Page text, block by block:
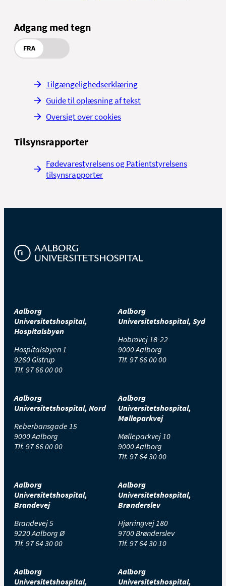
Adgang med tegn
FRA
Tilgængelighedserklæring
Guide til oplæsning af tekst
Oversigt over cookies
Tilsynsrapporter
Fødevarestyrelsens og Patientstyrelsens
tilsynsrapporter
Aalborg
Universitetshospital,
Hospitalsbyen
Hospitalsbyen 1
9260 Gistrup
Tlf. 97 66 00 00
Aalborg
Universitetshospital, Syd
Hobrovej 18-22
9000 Aalborg
Tlf. 97 66 00 00
Aalborg
Universitetshospital, Nord
Reberbansgade 15
9000 Aalborg
Tlf. 97 66 00 00
Aalborg
Universitetshospital,
Mølleparkvej
Mølleparkvej 10
9000 Aalborg
Tlf. 97 64 30 00
Aalborg
Universitetshospital,
Brandevej
Brandevej 5
9220 Aalborg Ø
Tlf. 97 64 30 00
Aalborg
Universitetshospital,
Brønderslev
Hjørringvej 180
9700 Brønderslev
Tlf. 97 64 30 10
Aalborg
Universitetshospital,
Aalborg
Universitetshospital,